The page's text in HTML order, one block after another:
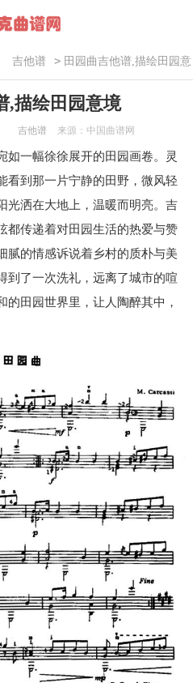
吉他谱 > 田园曲吉他谱,描绘田园意
,描绘田园意境
吉他谱 来源：中国曲谱网
如一幅徐徐展开的田园画卷。灵
看到那一片宁静的田野，微风轻
光洒在大地上，温暖而明亮。吉
都传递着对田园生活的热爱与赞
腻的情感诉说着乡村的质朴与美
到了一次洗礼，远离了城市的喧
田园世界里，让人陶醉其中，